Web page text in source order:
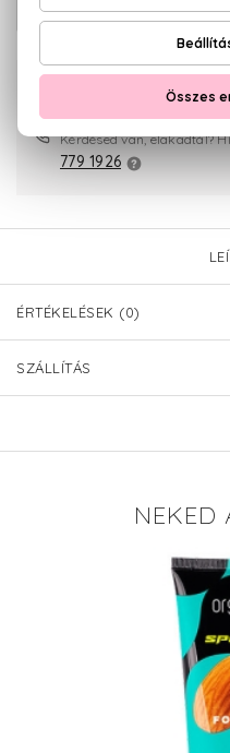
Edzés
100% eredeti termékek, 14
Kérdésed van, elakadtál?
779 1926
ÉRTÉKELÉSEK (0)
SZÁLLÍTÁS
NEKED